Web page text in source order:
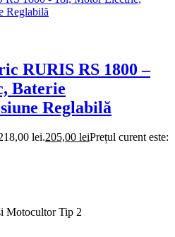
RURIS RS 1800 –
Baterie
Reglabilă
lei.205,00 leiPrețul curent este:
Motocultor Tip 2